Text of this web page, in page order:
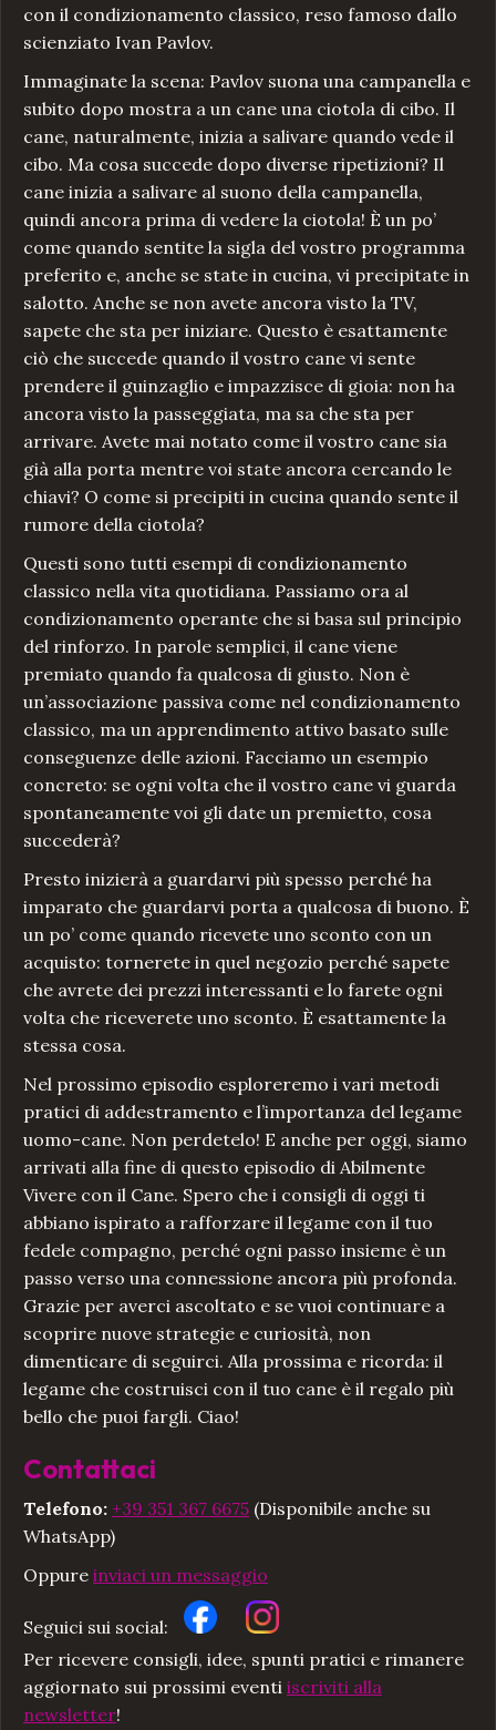
con il condizionamento classico, reso famoso dallo
scienziato Ivan Pavlov.
Immaginate la scena: Pavlov suona una campanella e
subito dopo mostra a un cane una ciotola di cibo. Il
cane, naturalmente, inizia a salivare quando vede il
cibo. Ma cosa succede dopo diverse ripetizioni? Il
cane inizia a salivare al suono della campanella,
quindi ancora prima di vedere la ciotola! È un po’
come quando sentite la sigla del vostro programma
preferito e, anche se state in cucina, vi precipitate in
salotto. Anche se non avete ancora visto la TV,
sapete che sta per iniziare. Questo è esattamente
ciò che succede quando il vostro cane vi sente
prendere il guinzaglio e impazzisce di gioia: non ha
ancora visto la passeggiata, ma sa che sta per
arrivare. Avete mai notato come il vostro cane sia
già alla porta mentre voi state ancora cercando le
chiavi? O come si precipiti in cucina quando sente il
rumore della ciotola?
Questi sono tutti esempi di condizionamento
classico nella vita quotidiana. Passiamo ora al
condizionamento operante che si basa sul principio
del rinforzo. In parole semplici, il cane viene
premiato quando fa qualcosa di giusto. Non è
un’associazione passiva come nel condizionamento
classico, ma un apprendimento attivo basato sulle
conseguenze delle azioni. Facciamo un esempio
concreto: se ogni volta che il vostro cane vi guarda
spontaneamente voi gli date un premietto, cosa
succederà?
Presto inizierà a guardarvi più spesso perché ha
imparato che guardarvi porta a qualcosa di buono. È
un po’ come quando ricevete uno sconto con un
acquisto: tornerete in quel negozio perché sapete
che avrete dei prezzi interessanti e lo farete ogni
volta che riceverete uno sconto. È esattamente la
stessa cosa.
Nel prossimo episodio esploreremo i vari metodi
pratici di addestramento e l’importanza del legame
uomo-cane. Non perdetelo! E anche per oggi, siamo
arrivati alla fine di questo episodio di Abilmente
Vivere con il Cane. Spero che i consigli di oggi ti
abbiano ispirato a rafforzare il legame con il tuo
fedele compagno, perché ogni passo insieme è un
passo verso una connessione ancora più profonda.
Grazie per averci ascoltato e se vuoi continuare a
scoprire nuove strategie e curiosità, non
dimenticare di seguirci. Alla prossima e ricorda: il
legame che costruisci con il tuo cane è il regalo più
bello che puoi fargli. Ciao!
Contattaci
Telefono: +39 351 367 6675 (Disponibile anche su
WhatsApp)
Oppure inviaci un messaggio
Seguici sui social:
Per ricevere consigli, idee, spunti pratici e rimanere
aggiornato sui prossimi eventi iscriviti alla
newsletter!